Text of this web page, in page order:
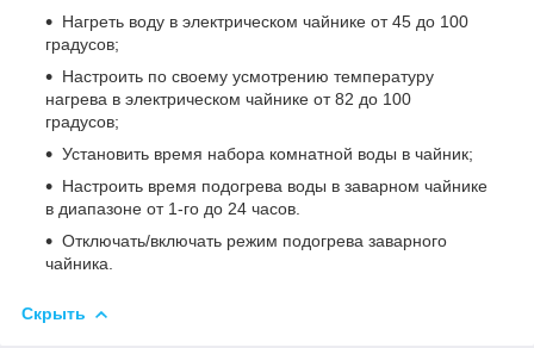
Нагреть воду в электрическом чайнике от 45 до 100
градусов;
Настроить по своему усмотрению температуру
нагрева в электрическом чайнике от 82 до 100
градусов;
Установить время набора комнатной воды в чайник;
Настроить время подогрева воды в заварном чайнике
в диапазоне от 1-го до 24 часов.
Отключать/включать режим подогрева заварного
чайника.
Скрыть